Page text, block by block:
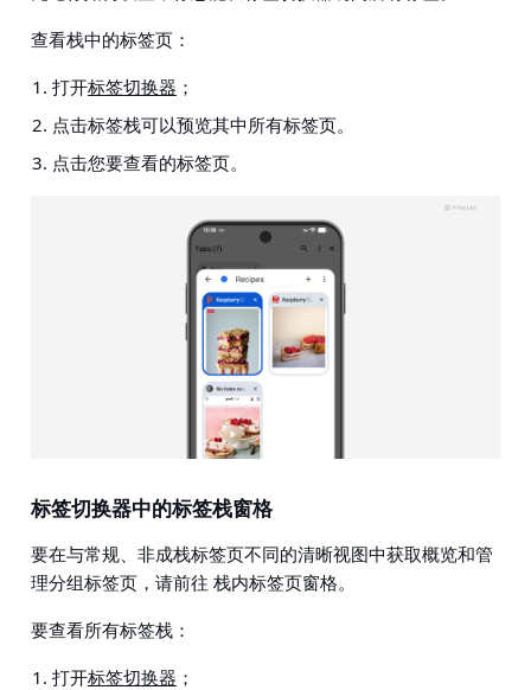
查看栈中的标签页：
打开标签切换器 ；
点击标签栈可以预览其中所有标签页。
点击您要查看的标签页。
标签切换器中的标签栈窗格
要在与常规、非成栈标签页不同的清晰视图中获取概览和管
理分组标签页，请前往 栈内标签页窗格。
要查看所有标签栈：
打开标签切换器 ；